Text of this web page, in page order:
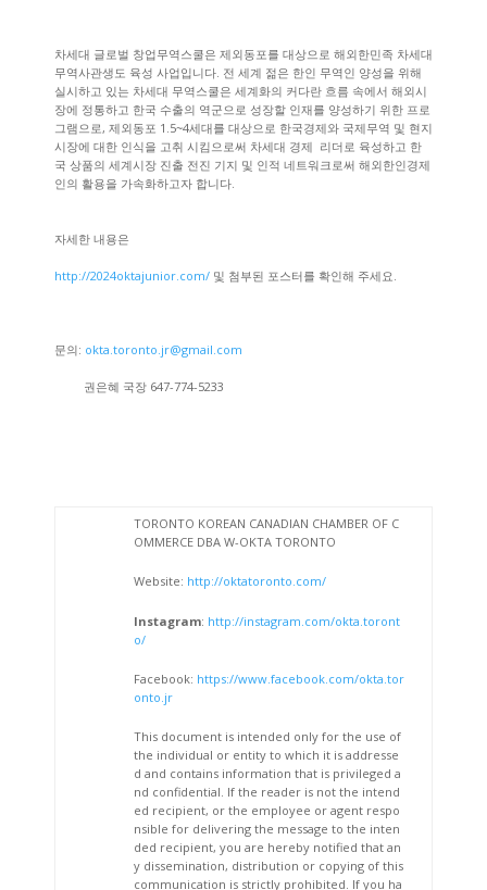
차세대 글로벌 창업무역스쿨은 제외동포를 대상으로 해외한민족 차세대
무역사관생도 육성 사업입니다. 전 세계 젊은 한인 무역인 양성을 위해
실시하고 있는 차세대 무역스쿨은 세계화의 커다란 흐름 속에서 해외시
장에 정통하고 한국 수출의 역군으로 성장할 인재를 양성하기 위한 프로
그램으로, 제외동포 1.5~4세대를 대상으로 한국경제와 국제무역 및 현지
시장에 대한 인식을 고취 시킴으로써 차세대 경제 리더로 육성하고 한
국 상품의 세계시장 진출 전진 기지 및 인적 네트워크로써 해외한인경제
인의 활용을 가속화하고자 합니다.
자세한 내용은
http://2024oktajunior.com/및 첨부된 포스터를 확인해 주세요.
문의: okta.toronto.jr@gmail.com
권은혜 국장 647-774-5233
TORONTO KOREAN CANADIAN CHAMBER OF C
OMMERCE DBA W-OKTA TORONTO
Website: http://oktatoronto.com/
Instagram: http://instagram.com/okta.toront
o/
Facebook: https://www.facebook.com/okta.tor
onto.jr
This document is intended only for the use of
the individual or entity to which it is addresse
d and contains information that is privileged a
nd confidential. If the reader is not the intend
ed recipient, or the employee or agent respo
nsible for delivering the message to the inten
ded recipient, you are hereby notified that an
y dissemination, distribution or copying of this
communication is strictly prohibited. If you ha